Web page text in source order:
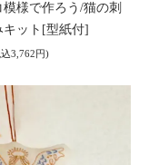
模様で作ろう/猫の刺
キット[型紙付]
3,762円)